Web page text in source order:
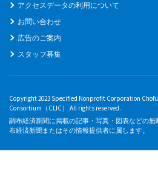
アクセスデータの利用について
お問い合わせ
広告のご案内
スタッフ募集
Copyright 2023 Specified Nonprofit Corporation
Consortium（CLIC） All rights reserved.
調布経済新聞に掲載の記事・写真・図表などの
布経済新聞またはその情報提供者に属します。